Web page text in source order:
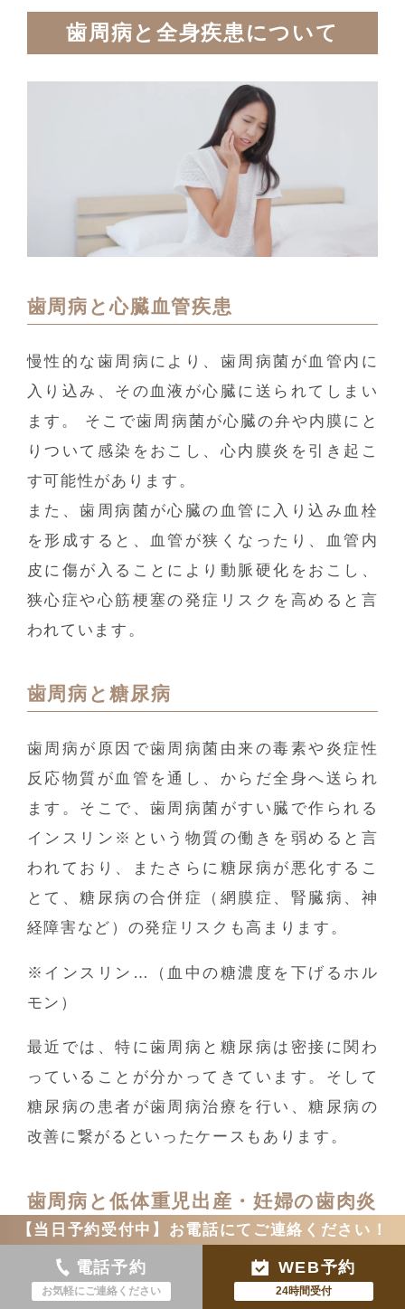
【当日予約受付中】お電話にてご連絡ください！
電話予約
お気軽にご連絡ください
WEB予約
24時間受付
歯周病と全身疾患について
歯周病と心臓血管疾患
慢性的な歯周病により、歯周病菌が血管内に
入り込み、その血液が心臓に送られてしまい
ます。 そこで歯周病菌が心臓の弁や内膜にと
りついて感染をおこし、心内膜炎を引き起こ
す可能性があります。
また、歯周病菌が心臓の血管に入り込み血栓
を形成すると、血管が狭くなったり、血管内
皮に傷が入ることにより動脈硬化をおこし、
狭心症や心筋梗塞の発症リスクを高めると言
われています。
歯周病と糖尿病
歯周病が原因で歯周病菌由来の毒素や炎症性
反応物質が血管を通し、からだ全身へ送られ
ます。そこで、歯周病菌がすい臓で作られる
インスリン※という物質の働きを弱めると言
われており、またさらに糖尿病が悪化するこ
とて、糖尿病の合併症（網膜症、腎臓病、神
経障害など）の発症リスクも高まります。
※インスリン…（血中の糖濃度を下げるホル
モン）
最近では、特に歯周病と糖尿病は密接に関わ
っていることが分かってきています。そして
糖尿病の患者が歯周病治療を行い、糖尿病の
改善に繋がるといったケースもあります。
歯周病と低体重児出産・妊婦の歯肉炎
慢性的な歯周病により、歯周病菌や炎症性反
応物質が血管を通し、子宮筋に作用して子宮